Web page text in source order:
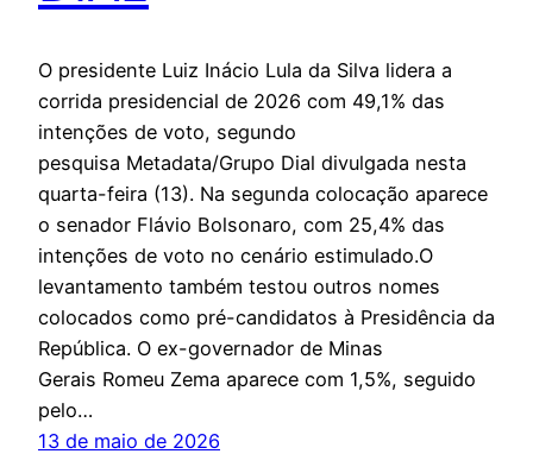
O presidente Luiz Inácio Lula da Silva lidera a
corrida presidencial de 2026 com 49,1% das
intenções de voto, segundo
pesquisa Metadata/Grupo Dial divulgada nesta
quarta-feira (13). Na segunda colocação aparece
o senador Flávio Bolsonaro, com 25,4% das
intenções de voto no cenário estimulado.O
levantamento também testou outros nomes
colocados como pré-candidatos à Presidência da
República. O ex-governador de Minas
Gerais Romeu Zema aparece com 1,5%, seguido
pelo…
13 de maio de 2026